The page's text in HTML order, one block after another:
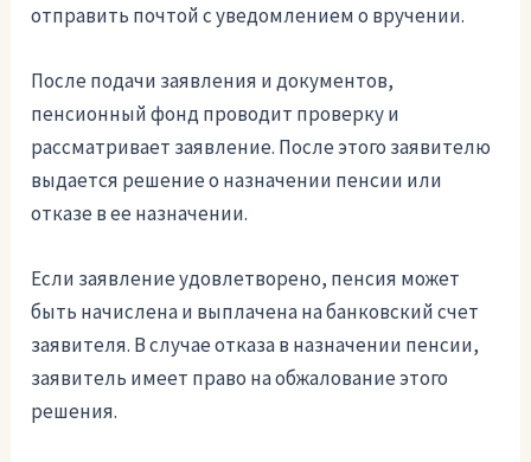
отправить почтой с уведомлением о вручении.
После подачи заявления и документов,
пенсионный фонд проводит проверку и
рассматривает заявление. После этого заявителю
выдается решение о назначении пенсии или
отказе в ее назначении.
Если заявление удовлетворено, пенсия может
быть начислена и выплачена на банковский счет
заявителя. В случае отказа в назначении пенсии,
заявитель имеет право на обжалование этого
решения.